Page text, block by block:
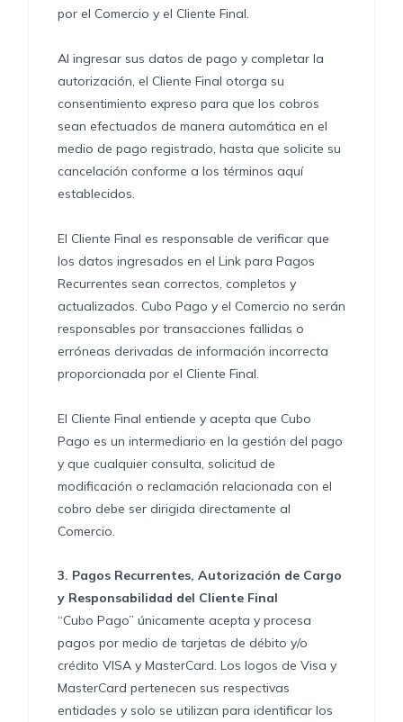
por el Comercio y el Cliente Final.
Al ingresar sus datos de pago y completar la
autorización, el Cliente Final otorga su
consentimiento expreso para que los cobros
sean efectuados de manera automática en el
medio de pago registrado, hasta que solicite su
cancelación conforme a los términos aquí
establecidos.
El Cliente Final es responsable de verificar que
los datos ingresados en el Link para Pagos
Recurrentes sean correctos, completos y
actualizados. Cubo Pago y el Comercio no serán
responsables por transacciones fallidas o
erróneas derivadas de información incorrecta
proporcionada por el Cliente Final.
El Cliente Final entiende y acepta que Cubo
Pago es un intermediario en la gestión del pago
y que cualquier consulta, solicitud de
modificación o reclamación relacionada con el
cobro debe ser dirigida directamente al
Comercio.
3. Pagos Recurrentes, Autorización de Cargo
y Responsabilidad del Cliente Final
“Cubo Pago” únicamente acepta y procesa
pagos por medio de tarjetas de débito y/o
crédito VISA y MasterCard. Los logos de Visa y
MasterCard pertenecen sus respectivas
entidades y solo se utilizan para identificar los